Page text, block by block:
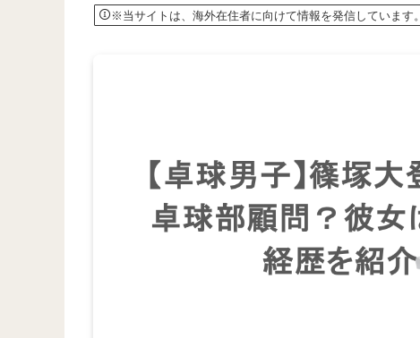
※当サイトは、海外在住者に向けて情報を発信しています。